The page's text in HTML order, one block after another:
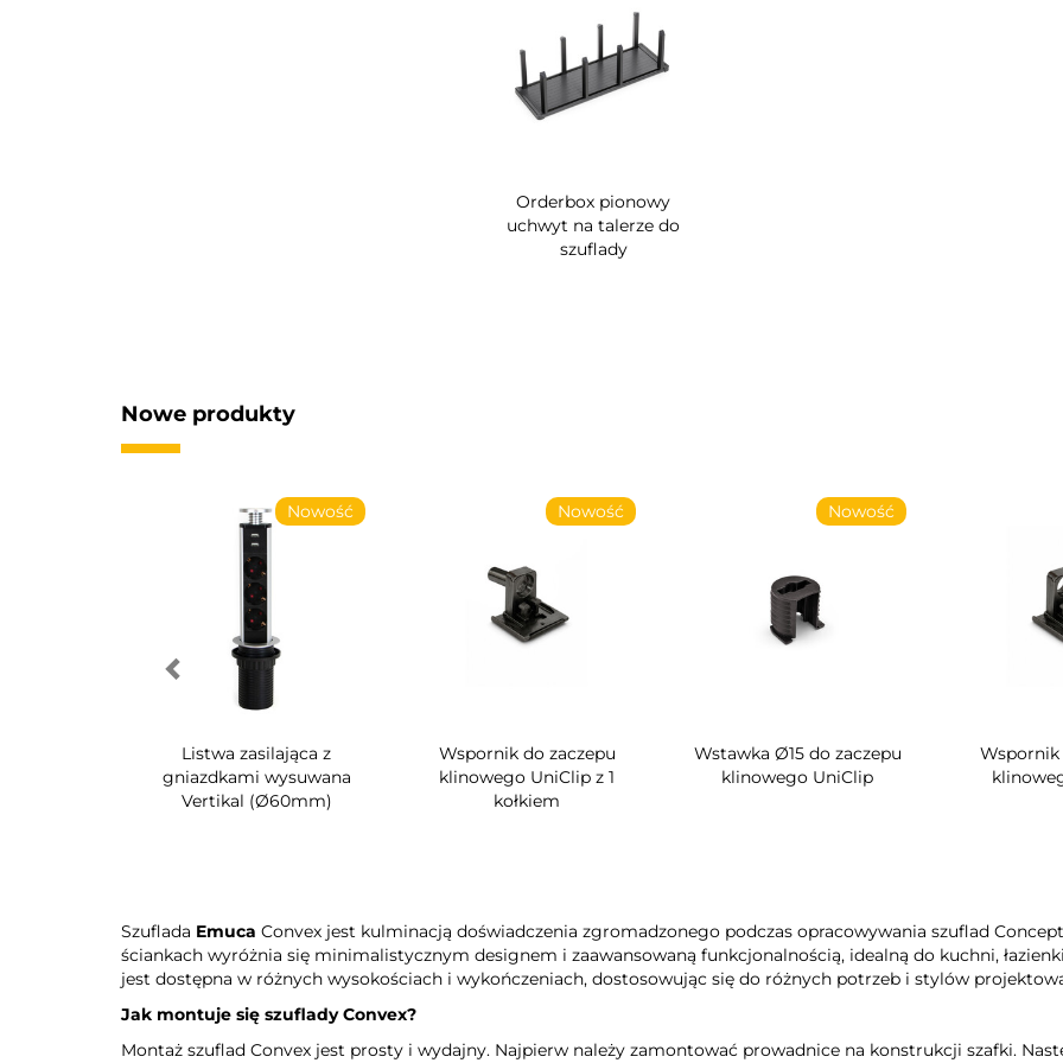
Orderbox pionowy
uchwyt na talerze do
szuflady
Nowe produkty
Nowość
Wspornik do zaczepu
klinowego UniClip z 1
kołkiem
Nowość
Wstawka Ø15 do zaczepu
klinowego UniClip
Nowość
Wspornik do zaczepu
klinowego UniClip
Szuflada Emuca Convex jest kulminacją doświadczenia zgromadzonego podczas opracowywania szuflad
ściankach wyróżnia się minimalistycznym designem i zaawansowaną funkcjonalnością, idealną do kuchni,
jest dostępna w różnych wysokościach i wykończeniach, dostosowując się do różnych potrzeb i stylów
Jak montuje się szuflady Convex?
Montaż szuflad Convex jest prosty i wydajny. Najpierw należy zamontować prowadnice na konstrukcji szafki.